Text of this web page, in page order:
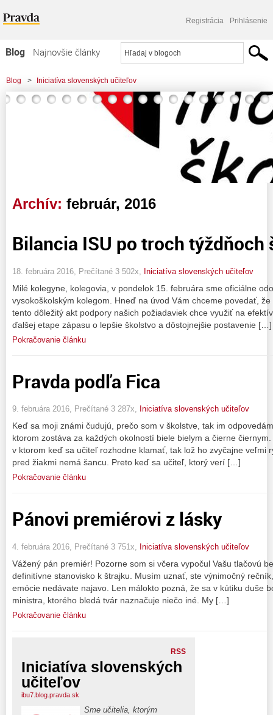
Registrácia Prihlásenie
Blog
Najnovšie články
Najčítanejšie články
Najkomentovanejšie články
Blog > Iniciatíva slovenských učiteľov
Archív: február, 2016
Bilancia ISU po troch týždňoch
18. februára 2016, Prečítané 3 502x, Iniciatíva slovenských učiteľov
Milé kolegyne, kolegovia, v pondelok 15. februára sme oficiálne
vysokoškolským kolegom. Hneď na úvod Vám chceme povedať,
tento dôležitý akt podpory našich požiadaviek chce využiť na
ďalšej etape zápasu o lepšie školstvo a dôstojnejšie postavenie […]
Pokračovanie článku
Pravda podľa Fica
9. februára 2016, Prečítané 3 287x, Iniciatíva slovenských učiteľov
Keď sa moji známi čudujú, prečo som v školstve, tak im
ktorom zostáva za každých okolností biele bielym a čierne
v ktorom keď sa učiteľ rozhodne klamať, tak lož ho zvyčajne veľmi
pred žiakmi nemá šancu. Preto keď sa učiteľ, ktorý verí […]
Pokračovanie článku
Pánovi premiérovi z lásky
4. februára 2016, Prečítané 3 751x, Iniciatíva slovenských učiteľov
Vážený pán premiér! Pozorne som si včera vypočul Vašu tlačovú
definitívne stanovisko k štrajku. Musím uznať, ste výnimočný
emócie nedávate najavo. Len málokto pozná, že sa v kútiku duše
ministra, ktorého bledá tvár naznačuje niečo iné. My […]
Pokračovanie článku
RSS
Iniciatíva slovenských
učiteľov
ibu7.blog.pravda.sk
Sme učitelia, ktorým